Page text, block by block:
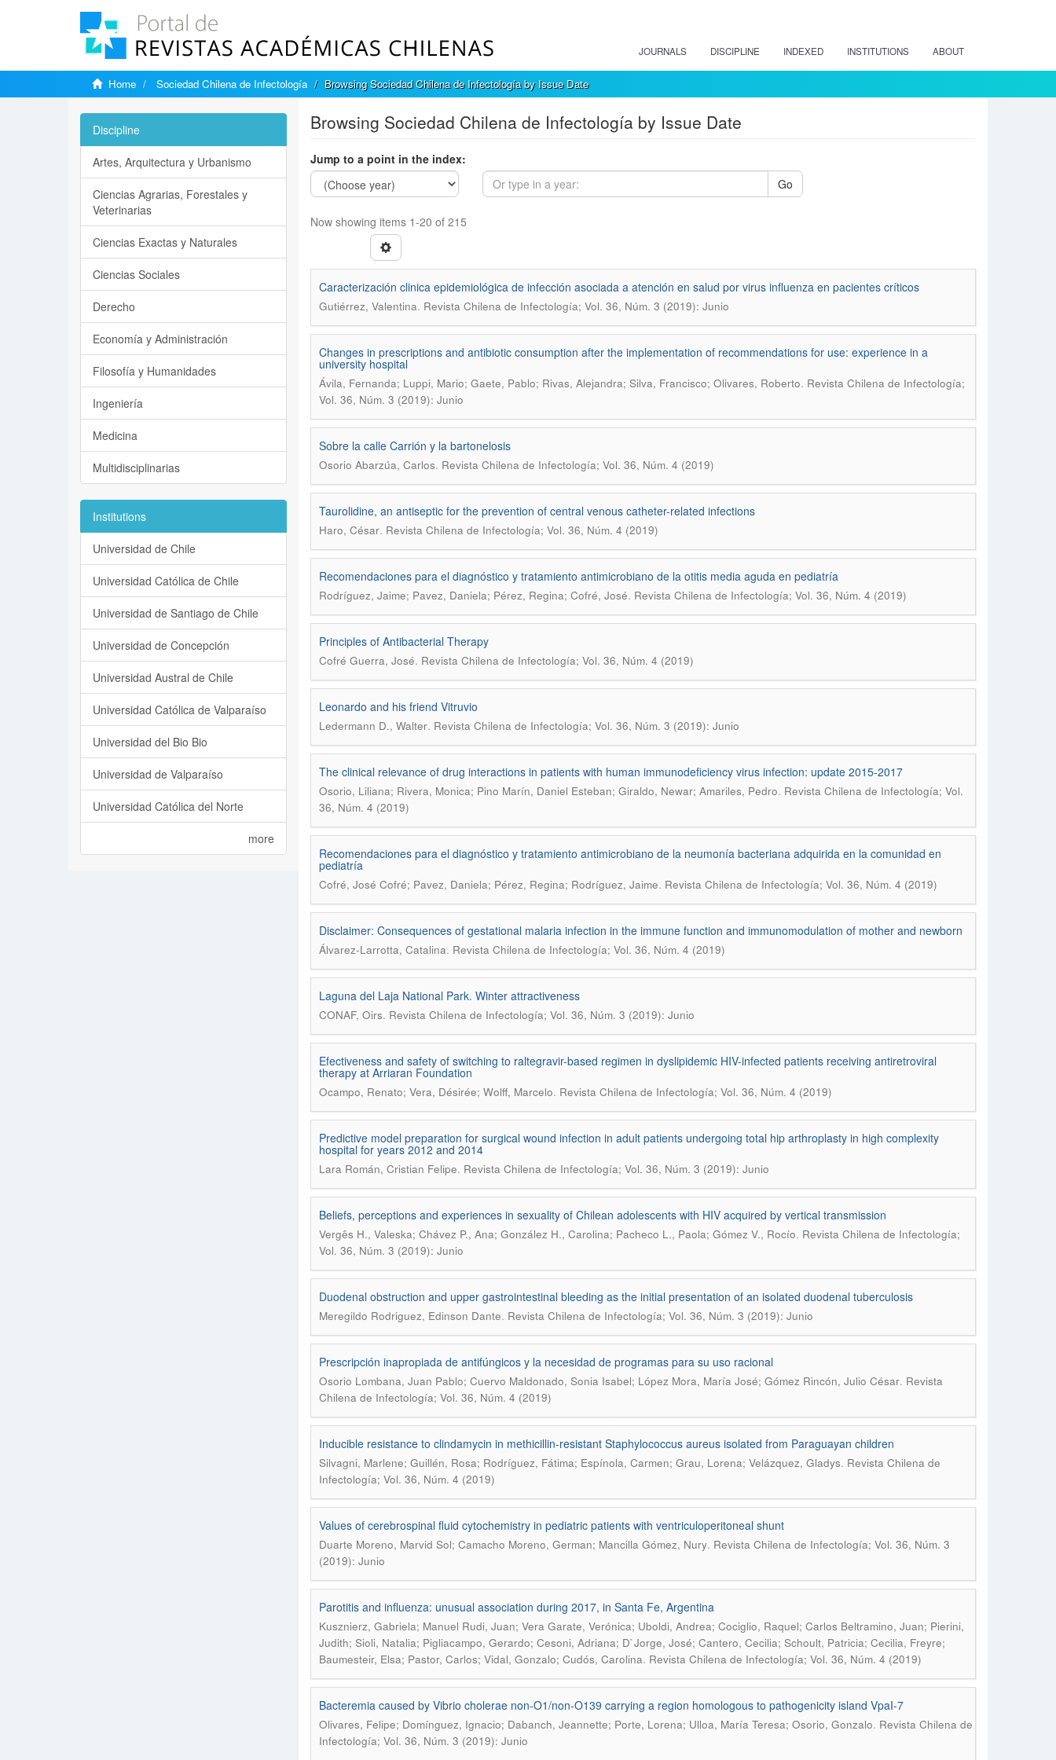
JOURNALS DISCIPLINE INDEXED INSTITUTIONS ABOUT
Home Sociedad Chilena de Infectología Browsing Sociedad Chilena de Infectología by Issue Date
Browsing Sociedad Chilena de Infectología by Issue Date
Jump to a point in the index:
Go
Now showing items 1-20 of 215
Caracterización clinica epidemiológica de infección asociada a atención en salud por virus influenza en pacientes críticos
Gutiérrez, Valentina. Revista Chilena de Infectología; Vol. 36, Núm. 3 (2019): Junio
Changes in prescriptions and antibiotic consumption after the implementation of recommendations for use: experience in a
university hospital
Ávila, Fernanda; Luppi, Mario; Gaete, Pablo; Rivas, Alejandra; Silva, Francisco; Olivares, Roberto. Revista Chilena de Infectología;
Vol. 36, Núm. 3 (2019): Junio
Sobre la calle Carrión y la bartonelosis
Osorio Abarzúa, Carlos. Revista Chilena de Infectología; Vol. 36, Núm. 4 (2019)
Taurolidine, an antiseptic for the prevention of central venous catheter-related infections
Haro, César. Revista Chilena de Infectología; Vol. 36, Núm. 4 (2019)
Recomendaciones para el diagnóstico y tratamiento antimicrobiano de la otitis media aguda en pediatría
Rodríguez, Jaime; Pavez, Daniela; Pérez, Regina; Cofré, José. Revista Chilena de Infectología; Vol. 36, Núm. 4 (2019)
Principles of Antibacterial Therapy
Cofré Guerra, José. Revista Chilena de Infectología; Vol. 36, Núm. 4 (2019)
Leonardo and his friend Vitruvio
Ledermann D., Walter. Revista Chilena de Infectología; Vol. 36, Núm. 3 (2019): Junio
The clinical relevance of drug interactions in patients with human immunodeficiency virus infection: update 2015-2017
Osorio, Liliana; Rivera, Monica; Pino Marín, Daniel Esteban; Giraldo, Newar; Amariles, Pedro. Revista Chilena de Infectología; Vol.
36, Núm. 4 (2019)
Recomendaciones para el diagnóstico y tratamiento antimicrobiano de la neumonía bacteriana adquirida en la comunidad en
pediatría
Cofré, José Cofré; Pavez, Daniela; Pérez, Regina; Rodríguez, Jaime. Revista Chilena de Infectología; Vol. 36, Núm. 4 (2019)
Disclaimer: Consequences of gestational malaria infection in the immune function and immunomodulation of mother and newborn
Álvarez-Larrotta, Catalina. Revista Chilena de Infectología; Vol. 36, Núm. 4 (2019)
Laguna del Laja National Park. Winter attractiveness
CONAF, Oirs. Revista Chilena de Infectología; Vol. 36, Núm. 3 (2019): Junio
Efectiveness and safety of switching to raltegravir-based regimen in dyslipidemic HIV-infected patients receiving antiretroviral
therapy at Arriaran Foundation
Ocampo, Renato; Vera, Désirée; Wolff, Marcelo. Revista Chilena de Infectología; Vol. 36, Núm. 4 (2019)
Predictive model preparation for surgical wound infection in adult patients undergoing total hip arthroplasty in high complexity
hospital for years 2012 and 2014
Lara Román, Cristian Felipe. Revista Chilena de Infectología; Vol. 36, Núm. 3 (2019): Junio
Beliefs, perceptions and experiences in sexuality of Chilean adolescents with HIV acquired by vertical transmission
Vergês H., Valeska; Chávez P., Ana; González H., Carolina; Pacheco L., Paola; Gómez V., Rocío. Revista Chilena de Infectología;
Vol. 36, Núm. 3 (2019): Junio
Duodenal obstruction and upper gastrointestinal bleeding as the initial presentation of an isolated duodenal tuberculosis
Meregildo Rodriguez, Edinson Dante. Revista Chilena de Infectología; Vol. 36, Núm. 3 (2019): Junio
Prescripción inapropiada de antifúngicos y la necesidad de programas para su uso racional
Osorio Lombana, Juan Pablo; Cuervo Maldonado, Sonia Isabel; López Mora, María José; Gómez Rincón, Julio César. Revista
Chilena de Infectología; Vol. 36, Núm. 4 (2019)
Inducible resistance to clindamycin in methicillin-resistant Staphylococcus aureus isolated from Paraguayan children
Silvagni, Marlene; Guillén, Rosa; Rodríguez, Fátima; Espínola, Carmen; Grau, Lorena; Velázquez, Gladys. Revista Chilena de
Infectología; Vol. 36, Núm. 4 (2019)
Values of cerebrospinal fluid cytochemistry in pediatric patients with ventriculoperitoneal shunt
Duarte Moreno, Marvid Sol; Camacho Moreno, German; Mancilla Gómez, Nury. Revista Chilena de Infectología; Vol. 36, Núm. 3
(2019): Junio
Parotitis and influenza: unusual association during 2017, in Santa Fe, Argentina
Kusznierz, Gabriela; Manuel Rudi, Juan; Vera Garate, Verónica; Uboldi, Andrea; Cociglio, Raquel; Carlos Beltramino, Juan; Pierini,
Judith; Sioli, Natalia; Pigliacampo, Gerardo; Cesoni, Adriana; D`Jorge, José; Cantero, Cecilia; Schoult, Patricia; Cecilia, Freyre;
Baumesteir, Elsa; Pastor, Carlos; Vidal, Gonzalo; Cudós, Carolina. Revista Chilena de Infectología; Vol. 36, Núm. 4 (2019)
Bacteremia caused by Vibrio cholerae non-O1/non-O139 carrying a region homologous to pathogenicity island VpaI-7
Olivares, Felipe; Domínguez, Ignacio; Dabanch, Jeannette; Porte, Lorena; Ulloa, María Teresa; Osorio, Gonzalo. Revista Chilena de
Infectología; Vol. 36, Núm. 3 (2019): Junio
Discipline
Artes, Arquitectura y Urbanismo
Ciencias Agrarias, Forestales y
Veterinarias
Ciencias Exactas y Naturales
Ciencias Sociales
Derecho
Economía y Administración
Filosofía y Humanidades
Ingeniería
Medicina
Multidisciplinarias
Institutions
Universidad de Chile
Universidad Católica de Chile
Universidad de Santiago de Chile
Universidad de Concepción
Universidad Austral de Chile
Universidad Católica de Valparaíso
Universidad del Bio Bio
Universidad de Valparaíso
Universidad Católica del Norte
more